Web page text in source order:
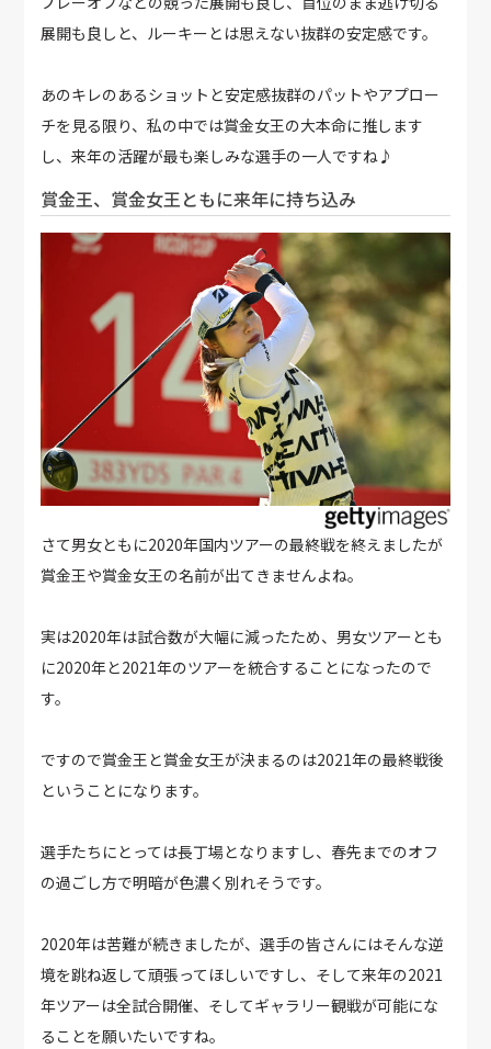
展開も良しと、ルーキーとは思えない抜群の安定感です。
あのキレのあるショットと安定感抜群のパットやアプロー
チを見る限り、私の中では賞金女王の大本命に推します
し、来年の活躍が最も楽しみな選手の一人ですね♪
賞金王、賞金女王ともに来年に持ち込み
さて男女ともに2020年国内ツアーの最終戦を終えましたが
賞金王や賞金女王の名前が出てきませんよね。
実は2020年は試合数が大幅に減ったため、男女ツアーとも
に2020年と2021年のツアーを統合することになったので
す。
ですので賞金王と賞金女王が決まるのは2021年の最終戦後
ということになります。
選手たちにとっては長丁場となりますし、春先までのオフ
の過ごし方で明暗が色濃く別れそうです。
2020年は苦難が続きましたが、選手の皆さんにはそんな逆
境を跳ね返して頑張ってほしいですし、そして来年の2021
年ツアーは全試合開催、そしてギャラリー観戦が可能にな
ることを願いたいですね。